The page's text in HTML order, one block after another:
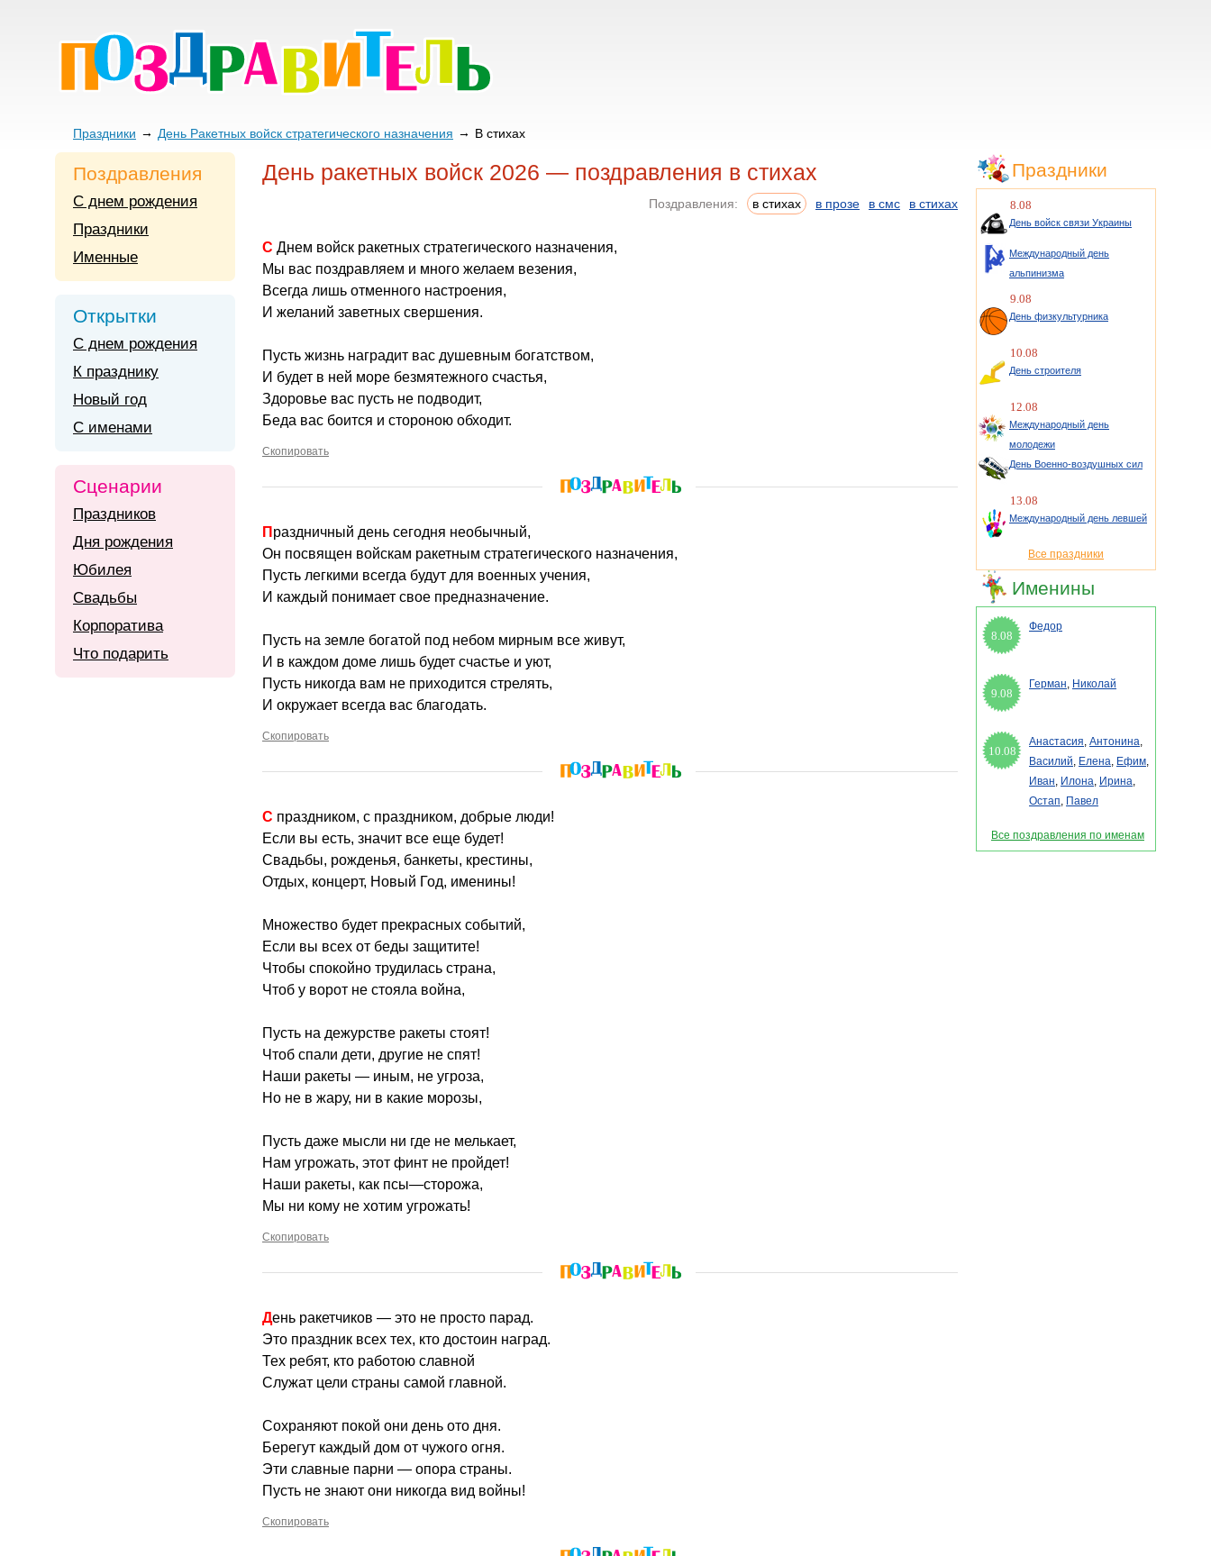
Праздники День Ракетных войск стратегического назначения В стихах
День ракетных войск 2026 — поздравления в стихах
Поздравления: в стихах в прозе в смс в стихах
С Днем войск ракетных стратегического назначения,
Мы вас поздравляем и много желаем везения,
Всегда лишь отменного настроения,
И желаний заветных свершения.
Пусть жизнь наградит вас душевным богатством,
И будет в ней море безмятежного счастья,
Здоровье вас пусть не подводит,
Беда вас боится и стороною обходит.
Скопировать
Праздничный день сегодня необычный,
Он посвящен войскам ракетным стратегического назначения,
Пусть легкими всегда будут для военных учения,
И каждый понимает свое предназначение.
Пусть на земле богатой под небом мирным все живут,
И в каждом доме лишь будет счастье и уют,
Пусть никогда вам не приходится стрелять,
И окружает всегда вас благодать.
Скопировать
С праздником, с праздником, добрые люди!
Если вы есть, значит все еще будет!
Свадьбы, рожденья, банкеты, крестины,
Отдых, концерт, Новый Год, именины!
Множество будет прекрасных событий,
Если вы всех от беды защитите!
Чтобы спокойно трудилась страна,
Чтоб у ворот не стояла война,
Пусть на дежурстве ракеты стоят!
Чтоб спали дети, другие не спят!
Наши ракеты — иным, не угроза,
Но не в жару, ни в какие морозы,
Пусть даже мысли ни где не мелькает,
Нам угрожать, этот финт не пройдет!
Наши ракеты, как псы—сторожа,
Мы ни кому не хотим угрожать!
Скопировать
День ракетчиков — это не просто парад.
Это праздник всех тех, кто достоин наград.
Тех ребят, кто работою славной
Служат цели страны самой главной.
Сохраняют покой они день ото дня.
Берегут каждый дом от чужого огня.
Эти славные парни — опора страны.
Пусть не знают они никогда вид войны!
Скопировать
Поздравления
С днем рождения
Праздники
Именные
Открытки
С днем рождения
К празднику
Новый год
С именами
Сценарии
Праздников
Дня рождения
Юбилея
Свадьбы
Корпоратива
Что подарить
Праздники
8.08
День войск связи Украины
Международный день
альпинизма
9.08
День физкультурника
10.08
День строителя
12.08
Международный день
молодежи
День Военно-воздушных сил
13.08
Международный день левшей
Все праздники
Именины
8.08
Федор
9.08
Герман, Николай
10.08
Анастасия, Антонина,
Василий, Елена, Ефим,
Иван, Илона, Ирина,
Остап, Павел
Все поздравления по именам